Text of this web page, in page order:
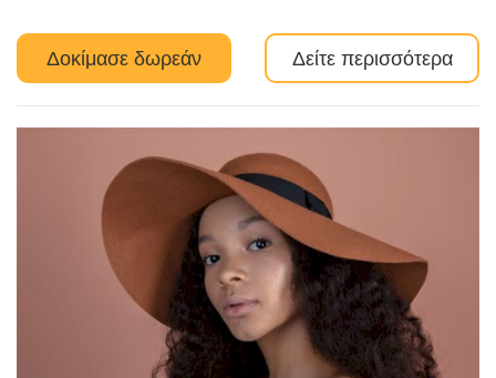
Δοκίμασε δωρεάν Δείτε περισσότερα